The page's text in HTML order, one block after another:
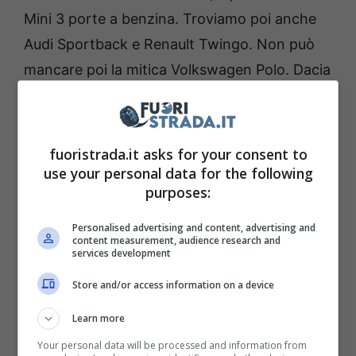
Mini 3 porte a benzina. Troviamo poi anche
Audi Sportback e Renault Twingo. Non può
mancare poi la mitica Volkswagen Polo. Dacia
l’Ossservatorio brumbrum, si posiziona al
terzo posto.
Anche i SUV si ritagliano una bella fetta di
da padrona nel suo segmento di
appartenenza. Volkswagen Golf, Audi A3
Sportback e Mercedes Classe A si fanno
notare alla grande fra le berline.
fuoristrada.it asks for your consent to
use your personal data for the following
purposes:
Personalised advertising and content, advertising and
content measurement, audience research and
services development
Store and/or access information on a device
Learn more
Your personal data will be processed and information from